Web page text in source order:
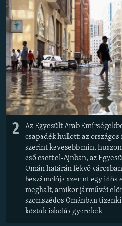
Valamennyi RFE/RL weboldal
2
Az Egyesült Arab
csapadék hullott: az
szerint kevesebb mint
eső esett el-Ajnban, az
Omán határán fekvő
beszámolója szerint egy
meghalt, amikor járművét
szomszédos Ománban
köztük iskolás gyerekek